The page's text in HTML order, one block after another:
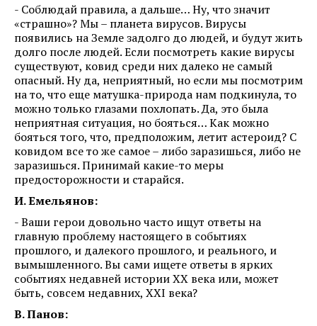
- Соблюдай правила, а дальше… Ну, что значит
«страшно»? Мы – планета вирусов. Вирусы
появились на Земле задолго до людей, и будут жить
долго после людей. Если посмотреть какие вирусы
существуют, ковид среди них далеко не самый
опасный. Ну да, неприятный, но если мы посмотрим
на то, что еще матушка-природа нам подкинула, то
можно только глазами похлопать. Да, это была
неприятная ситуация, но бояться… Как можно
бояться того, что, предположим, летит астероид? С
ковидом все то же самое – либо заразишься, либо не
заразишься. Принимай какие-то меры
предосторожности и старайся.
И. Емельянов:
- Ваши герои довольно часто ищут ответы на
главную проблему настоящего в событиях
прошлого, и далекого прошлого, и реального, и
вымышленного. Вы сами ищете ответы в ярких
событиях недавней истории ХХ века или, может
быть, совсем недавних, XXI века?
В. Панов: